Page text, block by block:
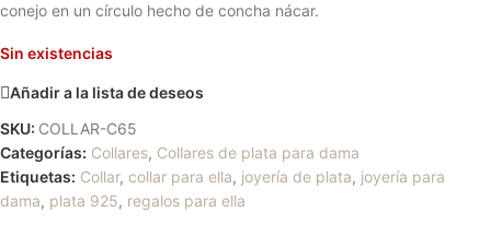
conejo en un círculo hecho de concha nácar.
Sin existencias
Añadir a la lista de deseos
SKU: COLLAR-C65
Categorías: Collares, Collares de plata para dama
Etiquetas: Collar, collar para ella, joyería de plata, joyería para
dama, plata 925, regalos para ella